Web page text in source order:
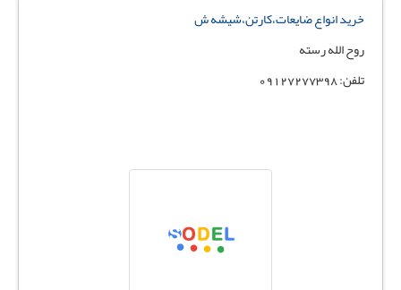
خرید انواع ضایعات،کارتن،شیشه ش
روح الله رسته
تلفن: 09127277398